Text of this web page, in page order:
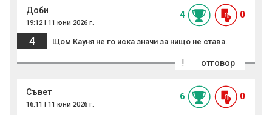
Доби
19:12 | 11 юни 2026 г.
4 0
4 Щом Кауня не го иска значи за нищо не става.
отговор
!
Съвет
16:11 | 11 юни 2026 г.
6 0